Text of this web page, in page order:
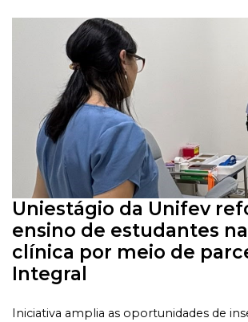
Uniestágio da Unifev
ensino de estudantes
clínica por meio de
Integral
Iniciativa amplia as oportunidades de